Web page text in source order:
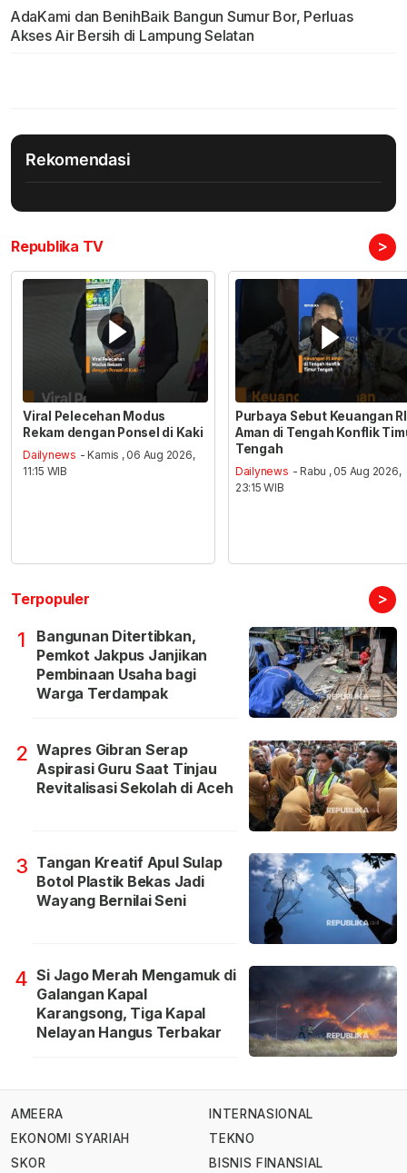
AdaKami dan BenihBaik Bangun Sumur Bor, Perluas
Akses Air Bersih di Lampung Selatan
Rekomendasi
Republika TV >
Viral Pelecehan Modus
Rekam dengan Ponsel di Kaki
Dailynews - Kamis , 06 Aug 2026,
11:15 WIB
Purbaya Sebut Keuangan RI
Aman di Tengah Konflik
Tengah
Dailynews - Rabu , 05 Aug 2026,
23:15 WIB
Terpopuler >
1
Bangunan Ditertibkan,
Pemkot Jakpus Janjikan
Pembinaan Usaha bagi
Warga Terdampak
2 Wapres Gibran Serap
Aspirasi Guru Saat Tinjau
Revitalisasi Sekolah di Aceh
3 Tangan Kreatif Apul Sulap
Botol Plastik Bekas Jadi
Wayang Bernilai Seni
4 Si Jago Merah Mengamuk di
Galangan Kapal
Karangsong, Tiga Kapal
Nelayan Hangus Terbakar
AMEERA
EKONOMI SYARIAH
SKOR
INTERNASIONAL
TEKNO
BISNIS FINANSIAL